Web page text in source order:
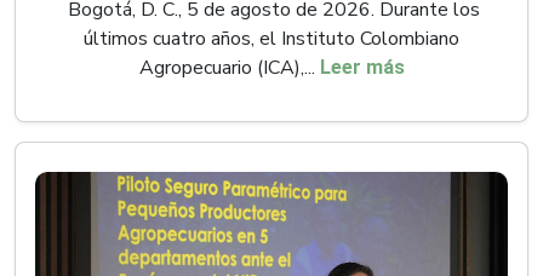
Bogotá, D. C., 5 de agosto de 2026. Durante los
últimos cuatro años, el Instituto Colombiano
Agropecuario (ICA),... Leer más